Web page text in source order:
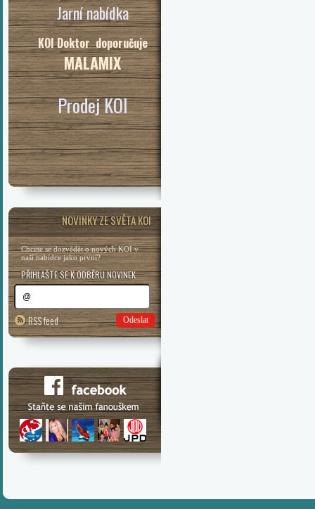
Jarní nabídka
KOI Doktor doporučuje
MALAMIX
Prodej KOI
NOVINKY ZE SVĚTA KOI
Chcete se dozvědět o nových KOI v
naší nabídce jako první?
PŘIHLAŠTE SE K ODBĚRU NOVINEK
RSS feed Odeslat